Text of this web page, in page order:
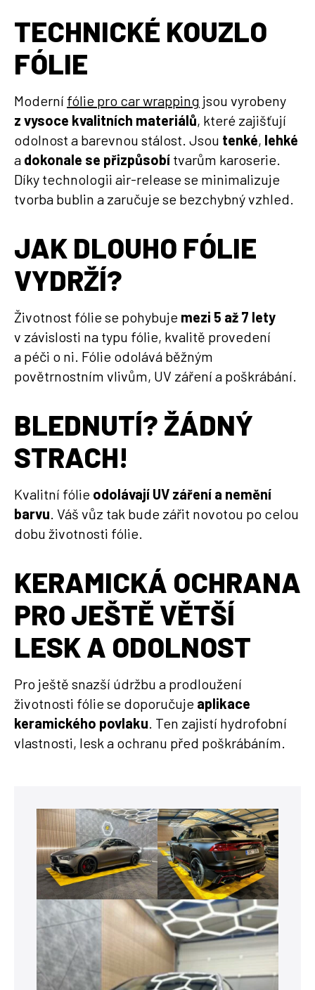
TECHNICKÉ KOUZLO
FÓLIE
Moderní fólie pro car wrapping jsou vyrobeny
z vysoce kvalitních materiálů, které zajišťují
odolnost a barevnou stálost. Jsou tenké, lehké
a dokonale se přizpůsobí tvarům karoserie.
Díky technologii air-release se minimalizuje
tvorba bublin a zaručuje se bezchybný vzhled.
JAK DLOUHO FÓLIE
VYDRŽÍ?
Životnost fólie se pohybuje mezi 5 až 7 lety
v závislosti na typu fólie, kvalitě provedení
a péči o ni. Fólie odolává běžným
povětrnostním vlivům, UV záření a poškrábání.
BLEDNUTÍ? ŽÁDNÝ
STRACH!
Kvalitní fólie odolávají UV záření a nemění
barvu. Váš vůz tak bude zářit novotou po celou
dobu životnosti fólie.
KERAMICKÁ OCHRANA
PRO JEŠTĚ VĚTŠÍ
LESK A ODOLNOST
Pro ještě snazší údržbu a prodloužení
životnosti fólie se doporučuje aplikace
keramického povlaku. Ten zajistí hydrofobní
vlastnosti, lesk a ochranu před poškrábáním.